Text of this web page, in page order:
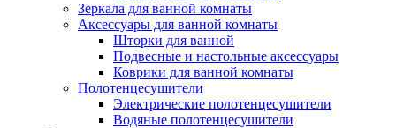
Зеркала для ванной комнаты
Аксессуары для ванной комнаты
Шторки для ванной
Подвесные и настольные аксессуары
Коврики для ванной комнаты
Полотенцесушители
Электрические полотенцесушители
Водяные полотенцесушители